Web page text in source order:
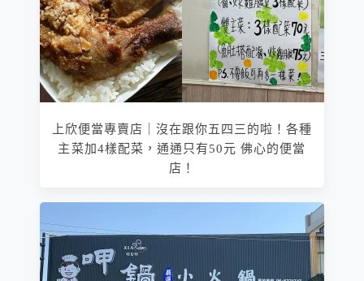
上欣便當專賣店｜沒在跟你五四三的啦！各種
主菜加4樣配菜，通通只有50元 佛心的便當
店！